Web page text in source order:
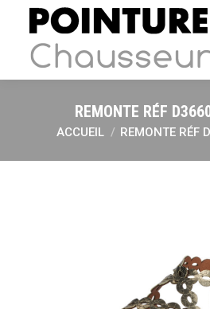
REMONTE RÉF
Vous êtes ici :
ACCUEIL REMONTE